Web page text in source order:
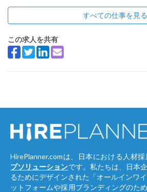
すべての仕事を見る
この求人を共有
HirePlanner.comは、日本における人材
プソリューションです。私たちは、日本
るためにデザインされた「オールインワ
ットフォームや採用ブランディングのた